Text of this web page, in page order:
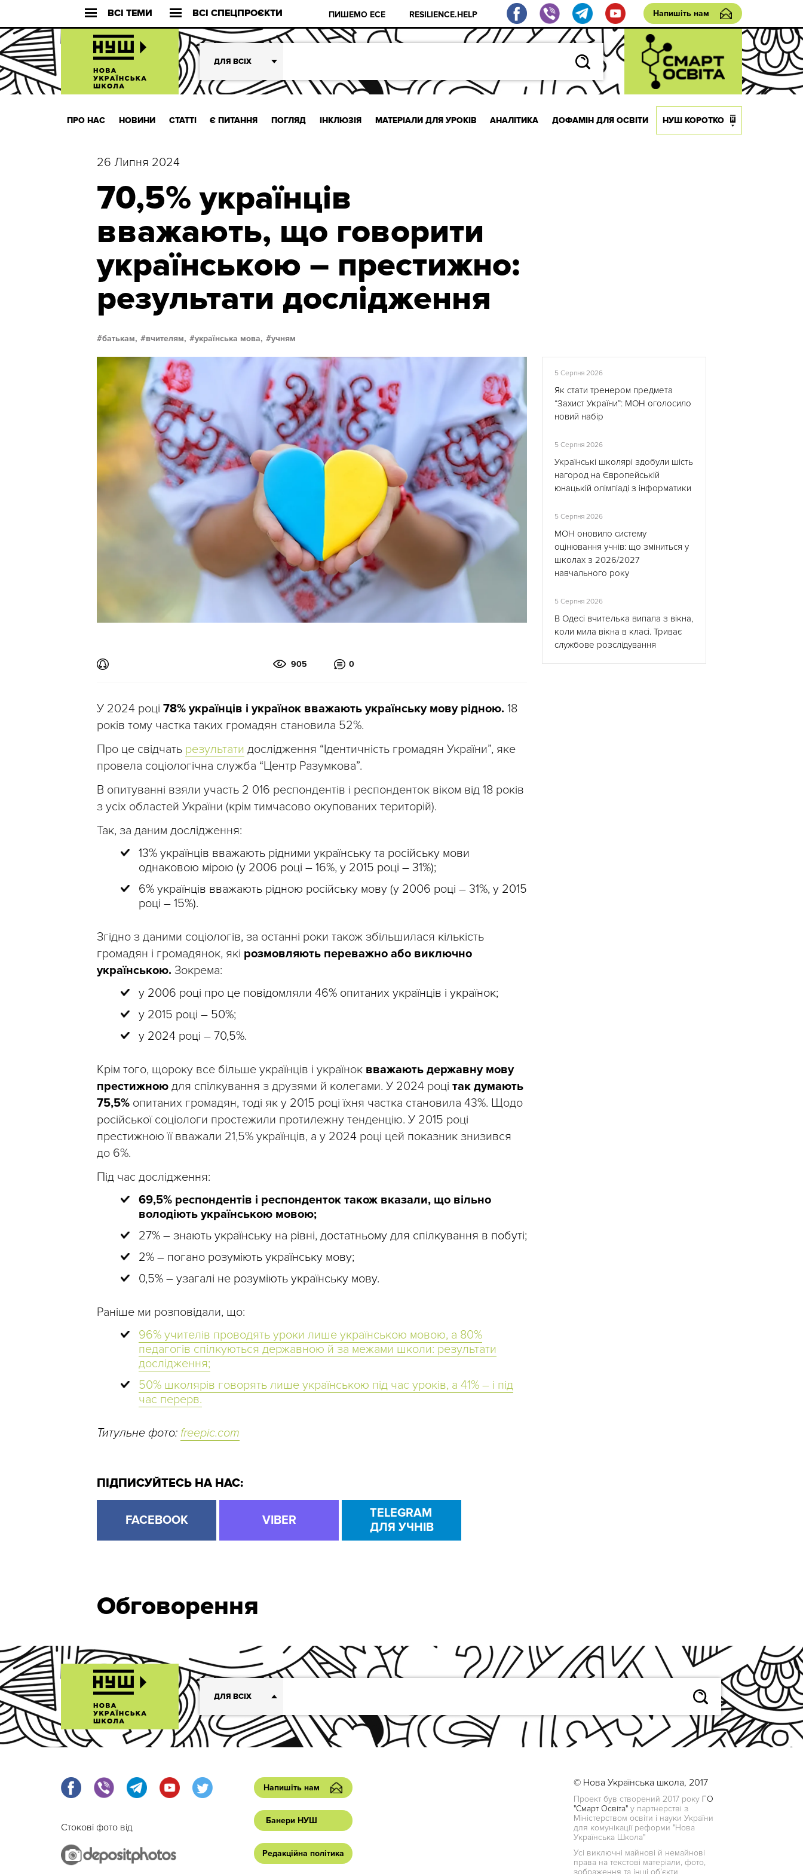
ВСІ ТЕМИ ВСІ СПЕЦПРОЄКТИ ПИШЕМО ЕСЕ RESILIENCE.HELP Напишіть нам
ДЛЯ ВСІХ
ПРО НАС НОВИНИ СТАТТІ Є ПИТАННЯ ПОГЛЯД ІНКЛЮЗІЯ МАТЕРІАЛИ ДЛЯ УРОКІВ АНАЛІТИКА ДОФАМІН ДЛЯ ОСВІТИ НУШ КОРОТКО
26 Липня 2024
70,5% українців
вважають, що говорити
українською – престижно:
результати дослідження
батькам, вчителям, українська мова, учням
905 0
У 2024 році 78% українців і українок вважають українську мову рідною. 18
років тому частка таких громадян становила 52%.
Про це свідчать результати дослідження “Ідентичність громадян України”, яке
провела соціологічна служба “Центр Разумкова”.
В опитуванні взяли участь 2 016 респондентів і респонденток віком від 18 років
з усіх областей України (крім тимчасово окупованих територій).
Так, за даним дослідження:
13% українців вважають рідними українську та російську мови
однаковою мірою (у 2006 році – 16%, у 2015 році – 31%);
6% українців вважають рідною російську мову (у 2006 році – 31%, у 2015
році – 15%).
Згідно з даними соціологів, за останні роки також збільшилася кількість
громадян і громадянок, які розмовляють переважно або виключно
українською. Зокрема:
у 2006 році про це повідомляли 46% опитаних українців і українок;
у 2015 році – 50%;
у 2024 році – 70,5%.
Крім того, щороку все більше українців і українок вважають державну мову
престижною для спілкування з друзями й колегами. У 2024 році так думають
75,5% опитаних громадян, тоді як у 2015 році їхня частка становила 43%. Щодо
російської соціологи простежили протилежну тенденцію. У 2015 році
престижною її вважали 21,5% українців, а у 2024 році цей показник знизився
до 6%.
Під час дослідження:
69,5% респондентів і респонденток також вказали, що вільно
володіють українською мовою;
27% – знають українську на рівні, достатньому для спілкування в побуті;
2% – погано розуміють українську мову;
0,5% – узагалі не розуміють українську мову.
Раніше ми розповідали, що:
96% учителів проводять уроки лише українською мовою, а 80%
педагогів спілкуються державною й за межами школи: результати
дослідження;
50% школярів говорять лише українською під час уроків, а 41% – і під
час перерв.
Титульне фото: freepic.com
ПІДПИСУЙТЕСЬ НА НАС:
FACEBOOK VIBER
TELEGRAM
ДЛЯ УЧНІВ
5 Серпня 2026
Як стати тренером предмета
“Захист України”: МОН оголосило
новий набір
5 Серпня 2026
Українські школярі здобули шість
нагород на Європейській
юнацькій олімпіаді з інформатики
5 Серпня 2026
МОН оновило систему
оцінювання учнів: що зміниться у
школах з 2026/2027
навчального року
5 Серпня 2026
В Одесі вчителька випала з вікна,
коли мила вікна в класі. Триває
службове розслідування
Обговорення
ДЛЯ ВСІХ
Стокові фото від
Напишіть нам
Банери НУШ
Редакційна політика
© Нова Українська школа, 2017
Проект був створений 2017 року ГО
"Смарт Освіта" у партнерстві з
Міністерством освіти і науки України
для комунікації реформи "Нова
Українська Школа"
Усі виключні майнові й немайнові
права на текстові матеріали, фото,